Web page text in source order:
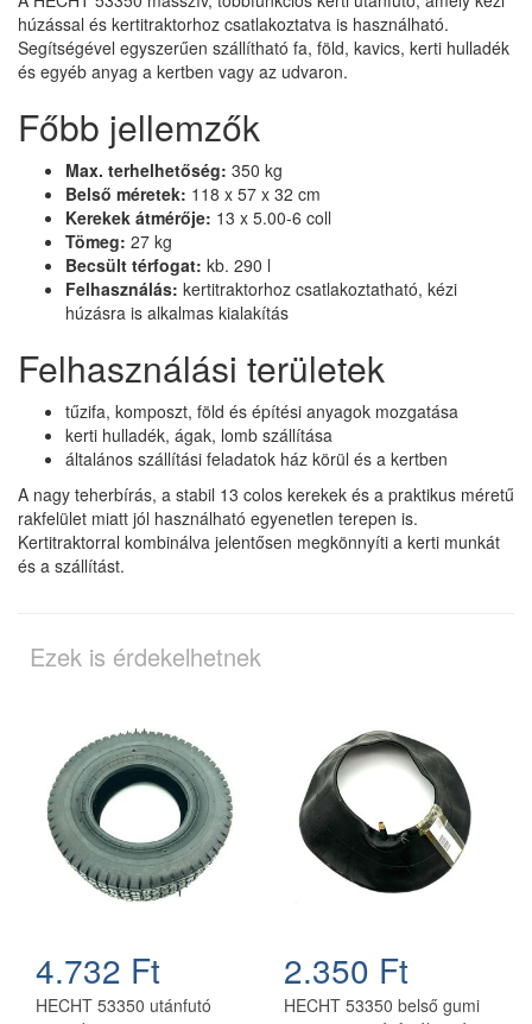
húzással és kertitraktorhoz csatlakoztatva is használható.
Segítségével egyszerűen szállítható fa, föld, kavics, kerti hulladék
és egyéb anyag a kertben vagy az udvaron.
Főbb jellemzők
Max. terhelhetőség: 350 kg
Belső méretek: 118 x 57 x 32 cm
Kerekek átmérője: 13 x 5.00-6 coll
Tömeg: 27 kg
Becsült térfogat: kb. 290 l
Felhasználás: kertitraktorhoz csatlakoztatható, kézi
húzásra is alkalmas kialakítás
Felhasználási területek
tűzifa, komposzt, föld és építési anyagok mozgatása
kerti hulladék, ágak, lomb szállítása
általános szállítási feladatok ház körül és a kertben
A nagy teherbírás, a stabil 13 colos kerekek és a praktikus méretű
rakfelület miatt jól használható egyenetlen terepen is.
Kertitraktorral kombinálva jelentősen megkönnyíti a kerti munkát
és a szállítást.
Ezek is érdekelhetnek
4.732 Ft
HECHT 53350 utánfutó
2.350 Ft
HECHT 53350 belső gumi